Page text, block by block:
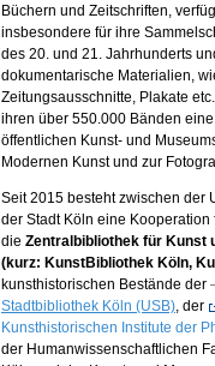
Büchern und Zeitschriften,
insbesondere für ihre
des 20. und 21. Jahrhunderts
dokumentarische Materialien,
Zeitungsausschnitte, Plakate
ihren über 550.000 Bänden
öffentlichen Kunst- und
Modernen Kunst und zur
Seit 2015 besteht zwischen der
der Stadt Köln eine Kooperation
die Zentralbibliothek für Kunst
(kurz: KunstBibliothek Köln,
kunsthistorischen Bestände der
Stadtbibliothek Köln (USB) , der
Kunsthistorischen Institute der
der Humanwissenschaftlichen